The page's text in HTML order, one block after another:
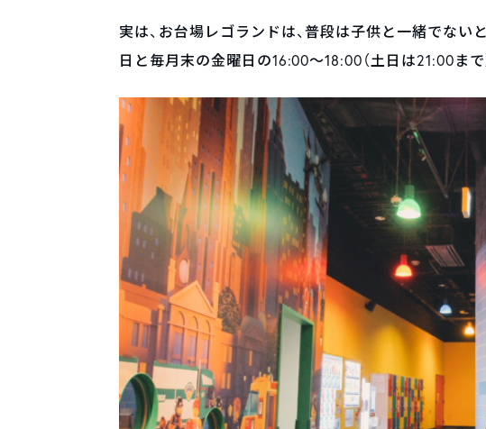
実は、お台場レゴランドは、普段は子供と一緒でない
日と毎月末の金曜日の16:00〜18:00（土日は21:00ま